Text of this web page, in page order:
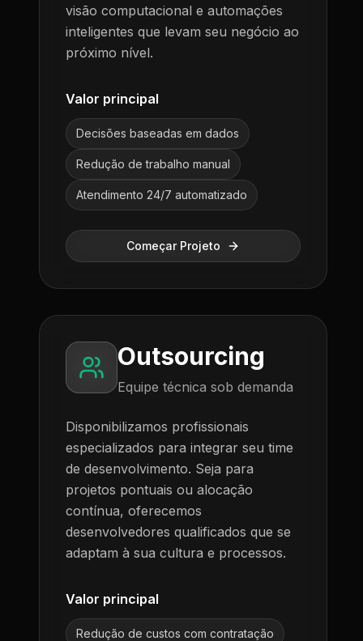
visão computacional e automações
inteligentes que levam seu negócio ao
próximo nível.
Valor principal
Decisões baseadas em dados
Redução de trabalho manual
Atendimento 24/7 automatizado
Começar Projeto
Outsourcing
Equipe técnica sob demanda
Disponibilizamos profissionais
especializados para integrar seu time
de desenvolvimento. Seja para
projetos pontuais ou alocação
contínua, oferecemos
desenvolvedores qualificados que se
adaptam à sua cultura e processos.
Valor principal
Redução de custos com contratação